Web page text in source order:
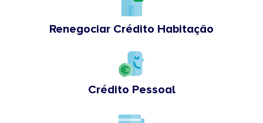
Renegociar Crédito Habitação
Crédito Pessoal